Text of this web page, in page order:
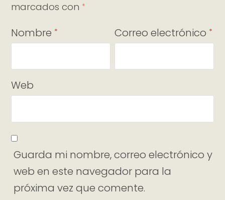
marcados con *
Nombre * Correo electrónico *
Web
Guarda mi nombre, correo electrónico y
web en este navegador para la
próxima vez que comente.